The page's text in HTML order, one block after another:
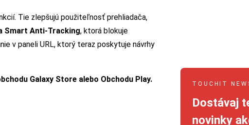
Tie zlepšujú použiteľnosť prehliadača,
Smart Anti-Tracking, ktorá blokuje
v paneli URL, ktorý teraz poskytuje návrhy
Galaxy Store alebo Obchodu Play.
TOUCHIT
Dostávaj
novinky